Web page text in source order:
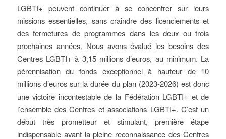
LGBTI+ peuvent continuer à se concentrer sur leurs
missions essentielles, sans craindre des licenciements et
des fermetures de programmes dans les deux ou trois
prochaines années. Nous avons évalué les besoins des
Centres LGBTI+ à 3,15 millions d’euros, au minimum. La
pérennisation du fonds exceptionnel à hauteur de 10
millions d’euros sur la durée du plan (2023-2026) est donc
une victoire incontestable de la Fédération LGBTI+ et de
l’ensemble des Centres et associations LGBTI+. C’est un
début très prometteur et stimulant, première étape
indispensable avant la pleine reconnaissance des Centres